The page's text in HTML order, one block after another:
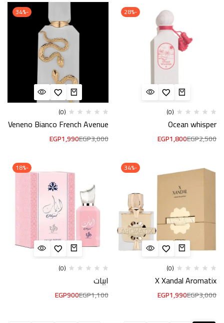
-28%
(0)
Ocean whisper
EGP2,500
EGP1,800
-34%
(0)
Veneno Bianco French Avenue
EGP3,000
EGP1,990
-34%
(0)
X Xandal Aromatix
EGP3,000
EGP1,990
-18%
(0)
ابيات
EGP1,100
EGP900